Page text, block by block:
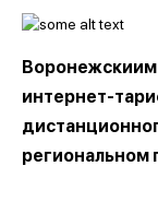
Воронежскиим
интернет-
региональном